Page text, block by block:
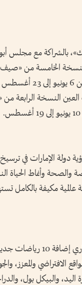
بالشراكة مع مجلس
الخامسة من «صيف
2026» خلال الفترة
النسخة الرابعة
دولة الإمارات في
والصحة وأنماط الحياة
عالمية مكيفة
تشهد نسخة العام
الافتراضي والمعزز،
والبيكل بول،